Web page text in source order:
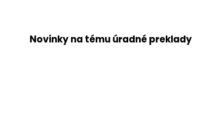
Novinky na tému úradné preklady